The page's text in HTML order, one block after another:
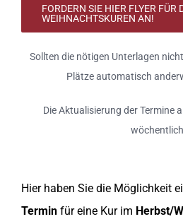
FORDERN SIE HIER FLYER FÜR
WEIHNACHTSKUREN AN!
Sollten die nötigen Unterlagen
Plätze automatisch
Die Aktualisierung der Termine
Hier haben Sie die Möglichkeit
Terminfür eine Kur im Herbst/